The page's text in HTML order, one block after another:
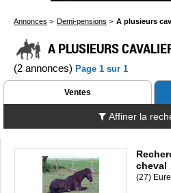
Annonces > Demi-pensions > A plusieurs
A PLUSIEURS
(2 annonces) Page 1 sur 1
Ventes
Affiner la
cheval
(27)